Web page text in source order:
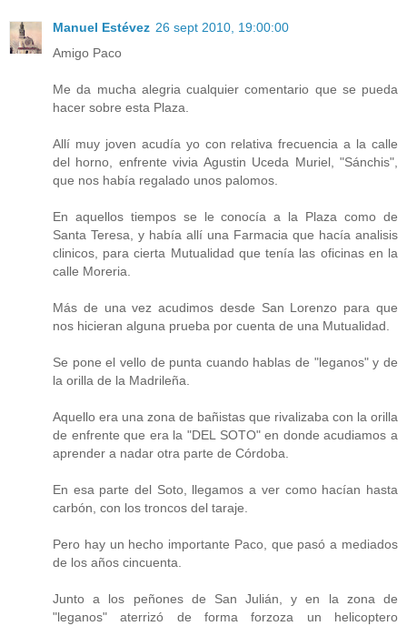
Manuel Estévez 26 sept 2010, 19:00:00
Amigo Paco
Me da mucha alegria cualquier comentario que se pueda
hacer sobre esta Plaza.
Allí muy joven acudía yo con relativa frecuencia a la calle
del horno, enfrente vivia Agustin Uceda Muriel, "Sánchis",
que nos había regalado unos palomos.
En aquellos tiempos se le conocía a la Plaza como de
Santa Teresa, y había allí una Farmacia que hacía analisis
clinicos, para cierta Mutualidad que tenía las oficinas en la
calle Moreria.
Más de una vez acudimos desde San Lorenzo para que
nos hicieran alguna prueba por cuenta de una Mutualidad.
Se pone el vello de punta cuando hablas de "leganos" y de
la orilla de la Madrileña.
Aquello era una zona de bañistas que rivalizaba con la orilla
de enfrente que era la "DEL SOTO" en donde acudiamos a
aprender a nadar otra parte de Córdoba.
En esa parte del Soto, llegamos a ver como hacían hasta
carbón, con los troncos del taraje.
Pero hay un hecho importante Paco, que pasó a mediados
de los años cincuenta.
Junto a los peñones de San Julián, y en la zona de
"leganos" aterrizó de forma forzoza un helicoptero